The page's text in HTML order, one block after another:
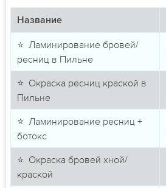
Название
⭐ Ламинирование бровей/
ресниц в Пильне
⭐ Окраска ресниц краской в
Пильне
⭐ Ламинирование ресниц +
ботокс
⭐ Окраска бровей хной/
краской